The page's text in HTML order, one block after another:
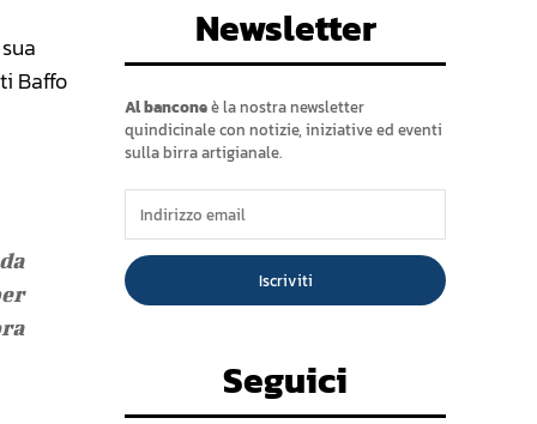
Baffo
Newsletter
Al banconeè la nostra newsletter
quindicinale con notizie, iniziative ed eventi
sulla birra artigianale.
Iscriviti
Seguici